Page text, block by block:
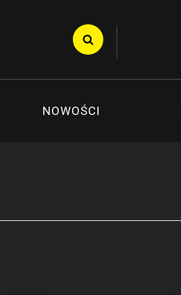
NOWOŚCI